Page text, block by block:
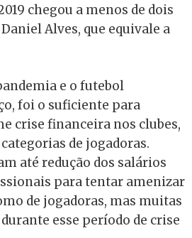
chegou a menos de dois
Alves, que equivale a
e o futebol
foi o suficiente para
crise financeira nos clubes,
de jogadoras.
até redução dos salários
para tentar amenizar
de jogadoras, mas muitas
esse período de crise